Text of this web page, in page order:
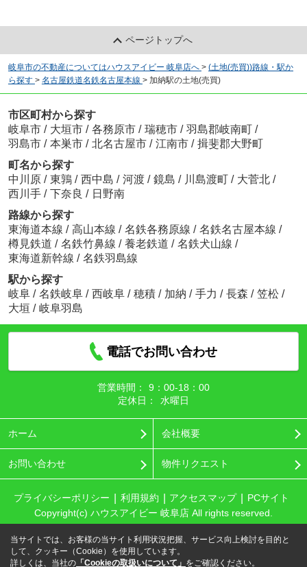
ページトップへ
岐阜市の不動産についてはハウスアイビー 岐阜店へ > (土地(売買))路線・駅か
ら探す > 名古屋鉄道名鉄名古屋本線 > 加納駅の土地(売買)
市区町村から探す
岐阜市 / 大垣市 / 各務原市 / 瑞穂市 / 羽島郡岐南町
/
羽島市 / 本巣市 / 北名古屋市 / 江南市 / 揖斐郡大野町
町名から探す
中川原 / 東鶉 / 西中島 / 河渡 / 鏡島 / 川島渡町 / 大菅北 /
西川手 / 下奈良 / 日野南
路線から探す
東海道本線 / 高山本線 / 名鉄各務原線 / 名鉄名古屋本線 /
樽見鉄道 / 名鉄竹鼻線 / 養老鉄道 / 名鉄犬山線 /
東海道新幹線 / 名鉄羽島線
駅から探す
岐阜 / 名鉄岐阜 / 西岐阜 / 穂積 / 加納 / 手力 / 長森 / 笠松 /
大垣 / 岐阜羽島
電話でお問い合わせ
営業時間：
9：00‐18：00
定休日：
水曜日
ホーム 会社概要
お問い合わせ 物件リクエスト
プライバシーポリシー 利用規約 アクセスマップ
PCサイト
Copyright(c) ハウスアイビー 岐阜店 All rights reserved.
当サイトでは、お客様の当サイト利用状況把握、サービス向上検討を目的と
して、クッキー（Cookie）を使用しています。
詳しくは、当社の 「Cookieの取扱いについて」 をご確認ください。